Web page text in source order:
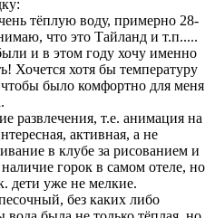
тёплую воду, примерно 28-
что это Тайланд и т.п.....
и в этом году хочу именно
Хочется хотя бы температуру
было комфортно для меня
развлечения, т.е. анимация на
активная, а не
в клубе за рисованием и
горок в самом отеле, но
дети уже не мелкие.
без каких либо